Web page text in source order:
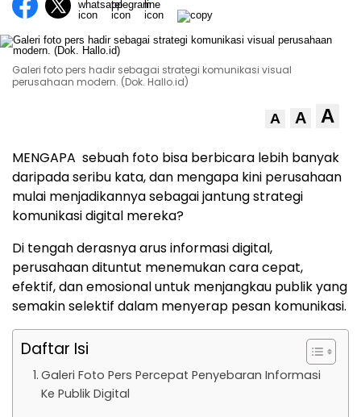
Galeri foto pers hadir sebagai strategi komunikasi visual
perusahaan modern. (Dok. Hallo.id)
A A A
MENGAPA sebuah foto bisa berbicara lebih banyak
daripada seribu kata, dan mengapa kini perusahaan
mulai menjadikannya sebagai jantung strategi
komunikasi digital mereka?
Di tengah derasnya arus informasi digital,
perusahaan dituntut menemukan cara cepat,
efektif, dan emosional untuk menjangkau publik yang
semakin selektif dalam menyerap pesan komunikasi.
Daftar Isi
Galeri Foto Pers Percepat Penyebaran Informasi
Ke Publik Digital